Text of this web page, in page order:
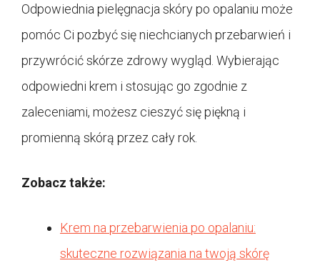
Odpowiednia pielęgnacja skóry po opalaniu może
pomóc Ci pozbyć się niechcianych przebarwień i
przywrócić skórze zdrowy wygląd. Wybierając
odpowiedni krem i stosując go zgodnie z
zaleceniami, możesz cieszyć się piękną i
promienną skórą przez cały rok.
Zobacz także:
Krem na przebarwienia po opalaniu:
skuteczne rozwiązania na twoją skórę